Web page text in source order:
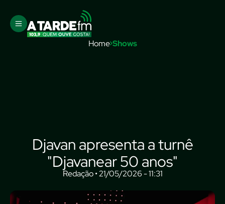
Home Shows
Djavan apresenta a turnê
"Djavanear 50 anos"
Redação • 21/05/2026 - 11:31